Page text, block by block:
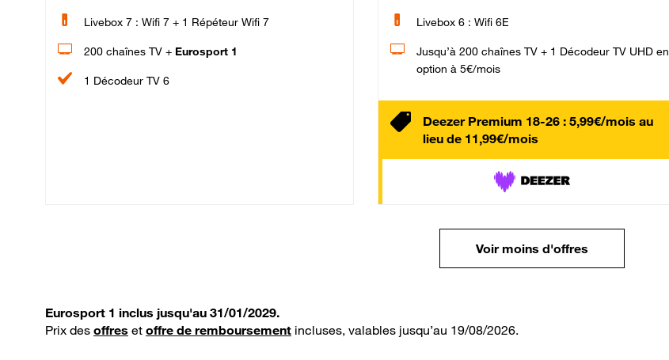
Livebox 7 : Wifi 7 + 1 Répéteur Wifi 7
200 chaînes TV + Eurosport 1
1 Décodeur TV 6
Livebox 6 : Wifi 6E
Jusqu’à 200 chaînes TV + 1 Décodeur TV UHD en
option à 5€/mois
Deezer Premium 18-26 : 5,99€/mois au
lieu de 11,99€/mois
Voir moins d'offres
Eurosport 1 inclus jusqu'au 31/01/2029.
Prix des offres et offre de remboursement incluses, valables jusqu’au 19/08/2026.